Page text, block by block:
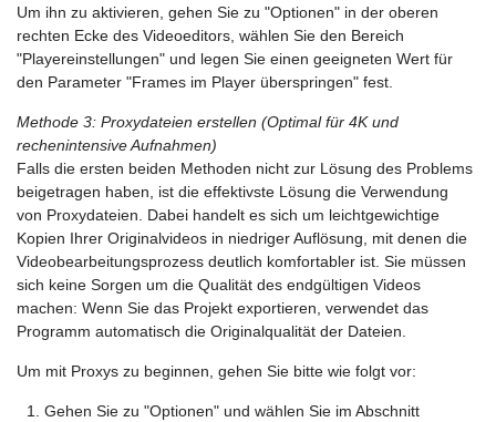
Um ihn zu aktivieren, gehen Sie zu "Optionen" in der oberen
rechten Ecke des Videoeditors, wählen Sie den Bereich
"Playereinstellungen" und legen Sie einen geeigneten Wert für
den Parameter "Frames im Player überspringen" fest.
Methode 3: Proxydateien erstellen (Optimal für 4K und
rechenintensive Aufnahmen)
Falls die ersten beiden Methoden nicht zur Lösung des Problems
beigetragen haben, ist die effektivste Lösung die Verwendung
von Proxydateien. Dabei handelt es sich um leichtgewichtige
Kopien Ihrer Originalvideos in niedriger Auflösung, mit denen die
Videobearbeitungsprozess deutlich komfortabler ist. Sie müssen
sich keine Sorgen um die Qualität des endgültigen Videos
machen: Wenn Sie das Projekt exportieren, verwendet das
Programm automatisch die Originalqualität der Dateien.
Um mit Proxys zu beginnen, gehen Sie bitte wie folgt vor:
Gehen Sie zu "Optionen" und wählen Sie im Abschnitt